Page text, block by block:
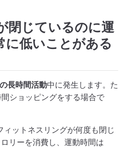
閉じているのに運
に低いことがある
長時間活動中に発生します。た
ショッピングをする場合で
ィットネスリングが何度も閉じ
リーを消費し、運動時間は